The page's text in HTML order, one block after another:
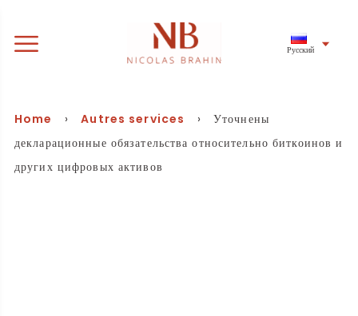
Русский
Home ›Autres services
› Уточнены
декларационные обязательства относительно биткоинов и
других цифровых активов